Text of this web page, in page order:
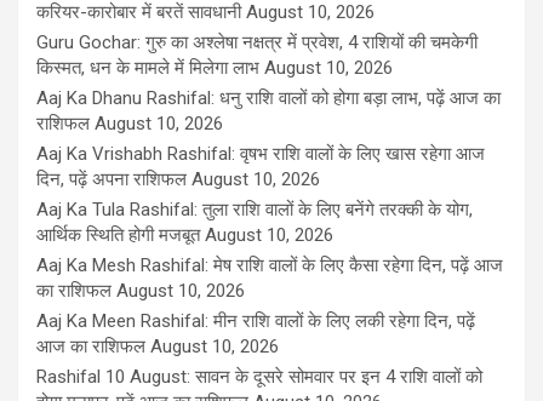
करियर-कारोबार में बरतें सावधानी August 10, 2026
Guru Gochar: गुरु का अश्लेषा नक्षत्र में प्रवेश, 4 राशियों की चमकेगी
किस्मत, धन के मामले में मिलेगा लाभ August 10, 2026
Aaj Ka Dhanu Rashifal: धनु राशि वालों को होगा बड़ा लाभ, पढ़ें आज का
राशिफल August 10, 2026
Aaj Ka Vrishabh Rashifal: वृषभ राशि वालों के लिए खास रहेगा आज
दिन, पढ़ें अपना राशिफल August 10, 2026
Aaj Ka Tula Rashifal: तुला राशि वालों के लिए बनेंगे तरक्की के योग,
आर्थिक स्थिति होगी मजबूत August 10, 2026
Aaj Ka Mesh Rashifal: मेष राशि वालों के लिए कैसा रहेगा दिन, पढ़ें आज
का राशिफल August 10, 2026
Aaj Ka Meen Rashifal: मीन राशि वालों के लिए लकी रहेगा दिन, पढ़ें
आज का राशिफल August 10, 2026
Rashifal 10 August: सावन के दूसरे सोमवार पर इन 4 राशि वालों को